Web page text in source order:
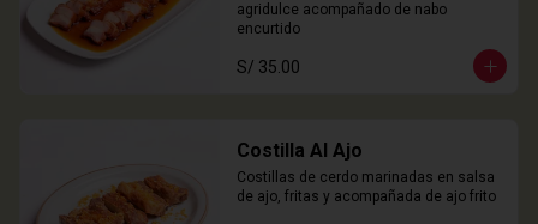
agridulce acompañado de nabo
encurtido
S/ 35.00
Costilla Al Ajo
Costillas de cerdo marinadas en salsa
de ajo, fritas y acompañada de ajo frito